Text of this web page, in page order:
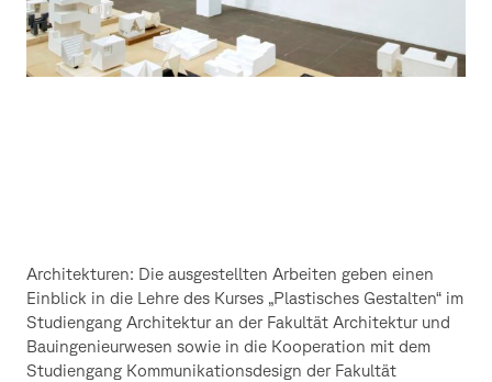
Architekturen: Die ausgestellten Arbeiten geben einen
Einblick in die Lehre des Kurses „Plastisches Gestalten“ im
Studiengang Architektur an der Fakultät Architektur und
Bauingenieurwesen sowie in die Kooperation mit dem
Studiengang Kommunikationsdesign der Fakultät